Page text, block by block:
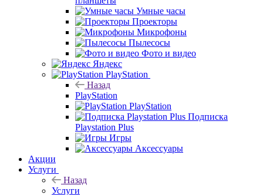
Умные часы
Проекторы
Микрофоны
Пылесосы
Фото и видео
Яндекс
PlayStation
Назад
PlayStation
PlayStation
Подписка
Playstation Plus
Игры
Аксессуары
Акции
Услуги
Назад
Услуги